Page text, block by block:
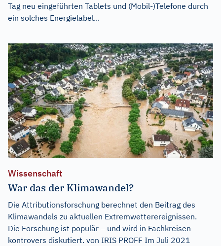
Tag neu eingeführten Tablets und (Mobil-)Telefone durch
ein solches Energielabel...
Wissenschaft
War das der Klimawandel?
Die Attributionsforschung berechnet den Beitrag des
Klimawandels zu aktuellen Extremwetterereignissen.
Die Forschung ist populär – und wird in Fachkreisen
kontrovers diskutiert. von IRIS PROFF Im Juli 2021